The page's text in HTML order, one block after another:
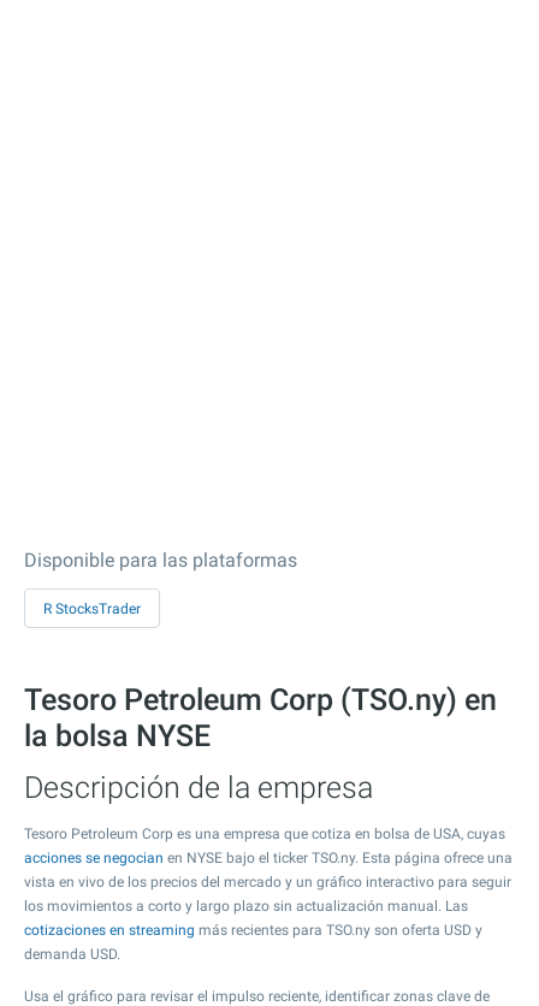
Disponible para las plataformas
R StocksTrader
Tesoro Petroleum Corp (TSO.ny) en
la bolsa NYSE
Descripción de la empresa
Tesoro Petroleum Corp es una empresa que cotiza en bolsa de USA, cuyas
acciones se negocian en NYSE bajo el ticker TSO.ny. Esta página ofrece una
vista en vivo de los precios del mercado y un gráfico interactivo para seguir
los movimientos a corto y largo plazo sin actualización manual. Las
cotizaciones en streaming más recientes para TSO.ny son oferta USD y
demanda USD.
Usa el gráfico para revisar el impulso reciente, identificar zonas clave de